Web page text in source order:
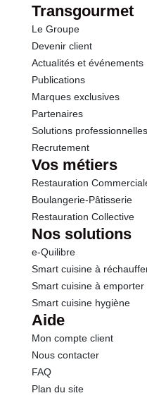
dont Sucres
Fibres
Protéines
Sel
Transgourmet
Le Groupe
Devenir client
Actualités et événements
Publications
Marques exclusives
Partenaires
Solutions professionnelles
Recrutement
Vos métiers
Restauration
Boulangerie-Pâtisserie
Restauration Collective
Nos solutions
e-Quilibre
Smart cuisine à
Smart cuisine à emporter
Smart cuisine hygiène
Aide
Mon compte client
Nous contacter
FAQ
Plan du site